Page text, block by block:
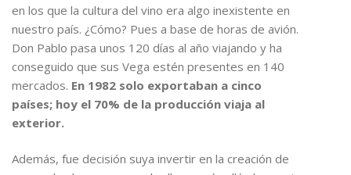
en los que la cultura del vino era algo inexistente en
nuestro país. ¿Cómo? Pues a base de horas de avión.
Don Pablo pasa unos 120 días al año viajando y ha
conseguido que sus Vega estén presentes en 140
mercados. En 1982 solo exportaban a cinco
países; hoy el 70% de la producción viaja al
exterior.
Además, fue decisión suya invertir en la creación de